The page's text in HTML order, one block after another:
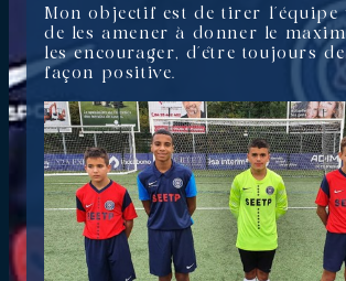
Mon objectif est de tirer l’équipe
de les amener à donner le
les encourager, d’être toujours
façon positive.